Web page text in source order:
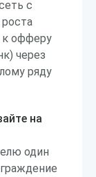
с
к офферу
через
ряду
на
один